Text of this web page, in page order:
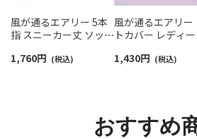
風が通るエアリー 5本
指 スニーカー丈 ソック
抗菌防臭 NAIGAI
1,760円 (税込)
風が通るエアリー
トカバー レディ
03022420
1,430円 (税込)
おすすめ